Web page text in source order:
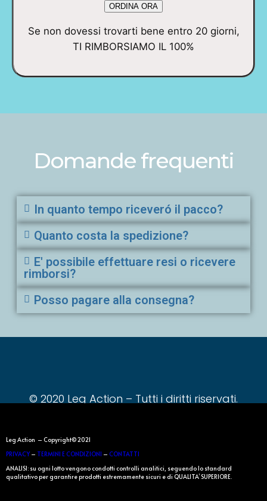
Se non dovessi trovarti bene entro 20 giorni,
TI RIMBORSIAMO IL 100%
Domande frequenti
In quanto tempo riceveró il pacco?
Quanto costa la spedizione?
E' possibile effettuare resi o ricevere
rimborsi?
Posso pagare alla consegna?
© 2020 Leg Action – Tutti i diritti riservati.
Leg Action – Copyright© 2021
PRIVACY– TERMINI E CONDIZIONI – CONTATTI
ANALISI: su ogni lotto vengono condotti controlli analitici, seguendo lo standard
qualitativo per garantire prodotti estremamente sicuri e di QUALITA’ SUPERIORE.